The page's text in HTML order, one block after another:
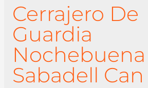
Cerrajero De
Guardia
Nochebuena
Sabadell